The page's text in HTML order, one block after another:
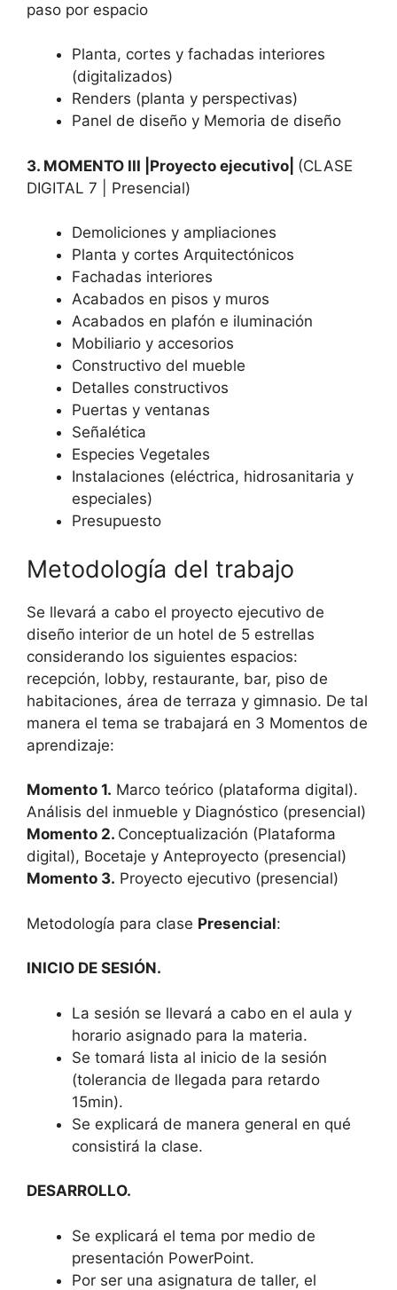
paso por espacio
Planta, cortes y fachadas interiores
(digitalizados)
Renders (planta y perspectivas)
Panel de diseño y Memoria de diseño
3. MOMENTO III |Proyecto ejecutivo| (CLASE
DIGITAL 7 | Presencial)
Demoliciones y ampliaciones
Planta y cortes Arquitectónicos
Fachadas interiores
Acabados en pisos y muros
Acabados en plafón e iluminación
Mobiliario y accesorios
Constructivo del mueble
Detalles constructivos
Puertas y ventanas
Señalética
Especies Vegetales
Instalaciones (eléctrica, hidrosanitaria y
especiales)
Presupuesto
Metodología del trabajo
Se llevará a cabo el proyecto ejecutivo de
diseño interior de un hotel de 5 estrellas
considerando los siguientes espacios:
recepción, lobby, restaurante, bar, piso de
habitaciones, área de terraza y gimnasio. De tal
manera el tema se trabajará en 3 Momentos de
aprendizaje:
Momento 1. Marco teórico (plataforma digital).
Análisis del inmueble y Diagnóstico (presencial)
Momento 2. Conceptualización (Plataforma
digital), Bocetaje y Anteproyecto (presencial)
Momento 3. Proyecto ejecutivo (presencial)
Metodología para clase Presencial:
INICIO DE SESIÓN.
La sesión se llevará a cabo en el aula y
horario asignado para la materia.
Se tomará lista al inicio de la sesión
(tolerancia de llegada para retardo
15min).
Se explicará de manera general en qué
consistirá la clase.
DESARROLLO.
Se explicará el tema por medio de
presentación PowerPoint.
Por ser una asignatura de taller, el